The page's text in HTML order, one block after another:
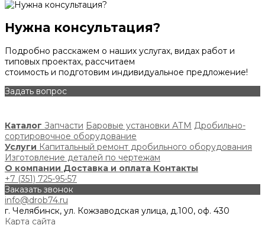
Нужна консультация?
Подробно расскажем о наших услугах, видах работ и
типовых проектах, рассчитаем
стоимость и подготовим индивидуальное предложение!
Задать вопрос
Каталог Запчасти Баровые установки АТМ Дробильно-
сортировочное оборудование
Услуги Капитальный ремонт дробильного оборудования
Изготовление деталей по чертежам
О компании Доставка и оплата Контакты
+7 (351) 725-95-57
Заказать звонок
info@drob74.ru
г. Челябинск, ул. Кожзаводская улица, д.100, оф. 430
Карта сайта